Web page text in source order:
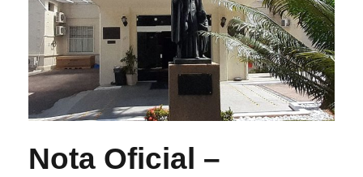
Nota Oficial –